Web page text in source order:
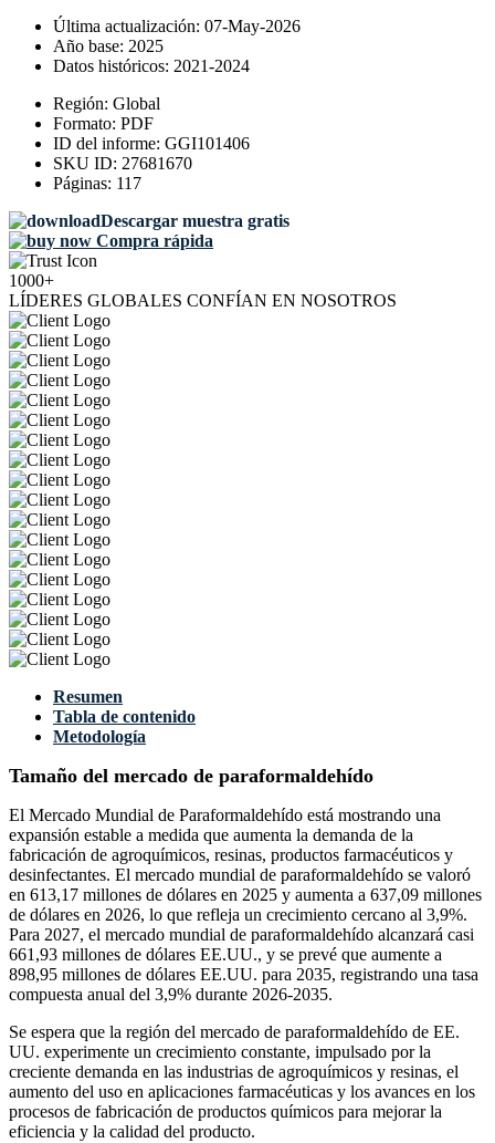
Última actualización: 07-May-2026
Año base: 2025
Datos históricos: 2021-2024
Región: Global
Formato: PDF
ID del informe: GGI101406
SKU ID: 27681670
Páginas: 117
Descargar muestra gratis
Compra rápida
1000+
LÍDERES GLOBALES CONFÍAN EN NOSOTROS
Resumen
Tabla de contenido
Metodología
Tamaño del mercado de paraformaldehído
El Mercado Mundial de Paraformaldehído está mostrando una
expansión estable a medida que aumenta la demanda de la
fabricación de agroquímicos, resinas, productos farmacéuticos y
desinfectantes. El mercado mundial de paraformaldehído se valoró
en 613,17 millones de dólares en 2025 y aumenta a 637,09 millones
de dólares en 2026, lo que refleja un crecimiento cercano al 3,9%.
Para 2027, el mercado mundial de paraformaldehído alcanzará casi
661,93 millones de dólares EE.UU., y se prevé que aumente a
898,95 millones de dólares EE.UU. para 2035, registrando una tasa
compuesta anual del 3,9% durante 2026-2035.
Se espera que la región del mercado de paraformaldehído de EE.
UU. experimente un crecimiento constante, impulsado por la
creciente demanda en las industrias de agroquímicos y resinas, el
aumento del uso en aplicaciones farmacéuticas y los avances en los
procesos de fabricación de productos químicos para mejorar la
eficiencia y la calidad del producto.